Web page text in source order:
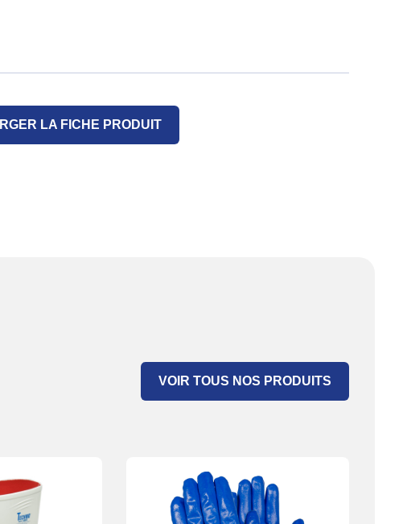
LA FICHE PRODUIT
VOIR TOUS NOS PRODUITS